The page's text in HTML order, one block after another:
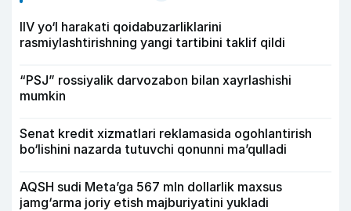
IIV yo‘l harakati qoidabuzarliklarini
rasmiylashtirishning yangi tartibini taklif qildi
“PSJ” rossiyalik darvozabon bilan xayrlashishi
mumkin
Senat kredit xizmatlari reklamasida ogohlantirish
bo‘lishini nazarda tutuvchi qonunni ma’qulladi
AQSH sudi Meta’ga 567 mln dollarlik maxsus
jamg‘arma joriy etish majburiyatini yukladi